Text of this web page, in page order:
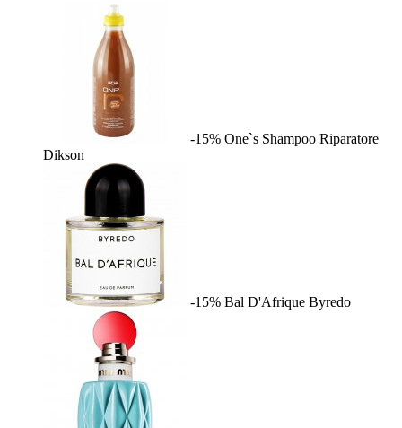
-15% One`s Shampoo Riparatore
Dikson
-15% Bal D'Afrique Byredo